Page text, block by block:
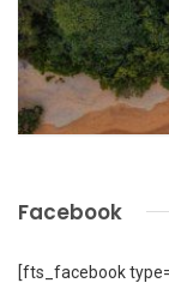
Facebook
[fts_facebook